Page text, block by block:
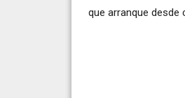
que arranque desde